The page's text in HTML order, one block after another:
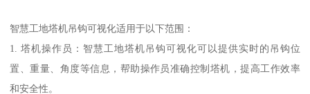
智慧工地塔机吊钩可视化适用于以下范围：
1. 塔机操作员：智慧工地塔机吊钩可视化可以提供实时的吊钩位
置、重量、角度等信息，帮助操作员准确控制塔机，提高工作效率
和安全性。